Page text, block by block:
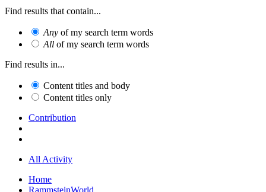
Find results that contain...
Any of my search term words
All of my search term words
Find results in...
Content titles and body
Content titles only
Contribution
All Activity
Home
RammsteinWorld